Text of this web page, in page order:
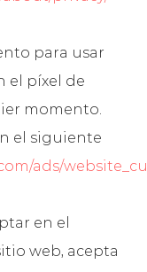
para usar
el píxel de
momento.
el siguiente
ads/
en el
web, acepta